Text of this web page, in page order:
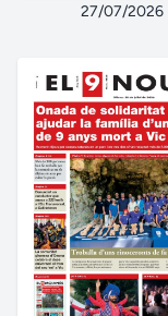
27/07/2026